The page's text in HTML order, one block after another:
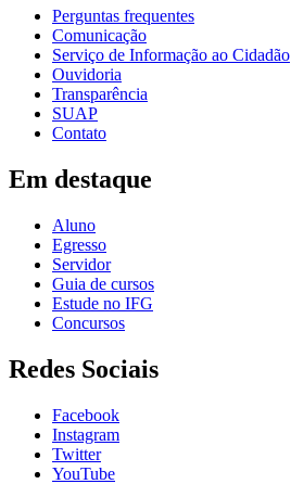
Perguntas frequentes
Comunicação
Serviço de Informação ao Cidadão
Ouvidoria
Transparência
SUAP
Contato
Em destaque
Aluno
Egresso
Servidor
Guia de cursos
Estude no IFG
Concursos
Redes Sociais
Facebook
Instagram
Twitter
YouTube